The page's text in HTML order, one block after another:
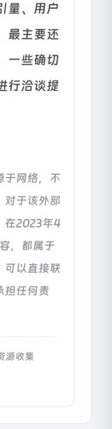
量、用户
最主要还
一些确切
行洽谈提
于网络，不
对于该外部
在2023年4
，都属于
可以直接联
担任何责
源收集